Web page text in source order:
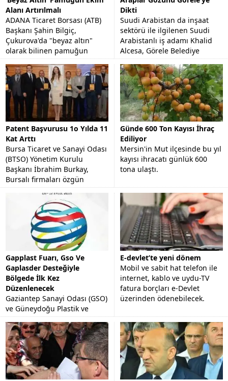
Alanı Artırılmalı
ADANA Ticaret Borsası (ATB)
Başkanı Şahin Bilgiç,
Çukurova'da "beyaz altın"
olarak bilinen pamuğun
stratejik bir ürün olduğunu
ve ekim alanının arttırılması...
Dikti
Suudi Arabistan da inşaat
sektörü ile ilgilenen Suudi
Arabistanlı iş adamı Khalid
Alcesa, Görele Belediye
Başkanı Tolga Erener'i
makamında ziyaret etti.
Patent Başvurusu 1o Yılda 11
Kat Arttı
Bursa Ticaret ve Sanayi Odası
(BTSO) Yönetim Kurulu
Başkanı İbrahim Burkay,
Bursalı firmaları özgün
tasarımlara yönlendirmeyi
hedeflediklerini söyledi.
Günde 600 Ton Kayısı İhraç
Ediliyor
Mersin'in Mut ilçesinde bu yıl
kayısı ihracatı günlük 600
tona ulaştı.
Gapplast Fuarı, Gso Ve
Gaplasder Desteğiyle
Bölgede İlk Kez
Düzenlenecek
Gaziantep Sanayi Odası (GSO)
ve Güneydoğu Plastik ve
Kimya Sanayicileri
Derneği'nin (GAPLASDER)
desteğiyle AKORT Fuarcılık
tarafından organize edilecek
"Plastik,...
E-devlet’te yeni dönem
Mobil ve sabit hat telefon ile
internet, kablo ve uydu-TV
fatura borçları e-Devlet
üzerinden ödenebilecek.